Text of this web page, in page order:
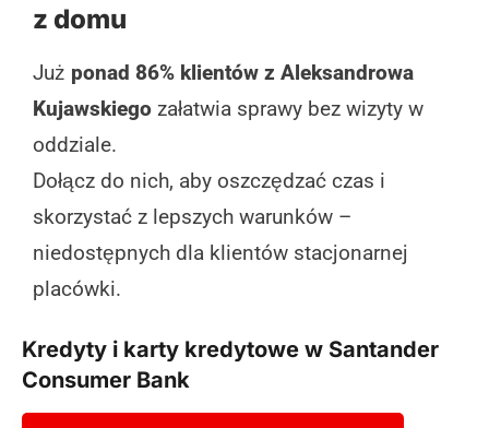
z domu
Już ponad 86% klientów z Aleksandrowa
Kujawskiego załatwia sprawy bez wizyty w
oddziale.
Dołącz do nich, aby oszczędzać czas i
skorzystać z lepszych warunków –
niedostępnych dla klientów stacjonarnej
placówki.
Kredyty i karty kredytowe w Santander
Consumer Bank